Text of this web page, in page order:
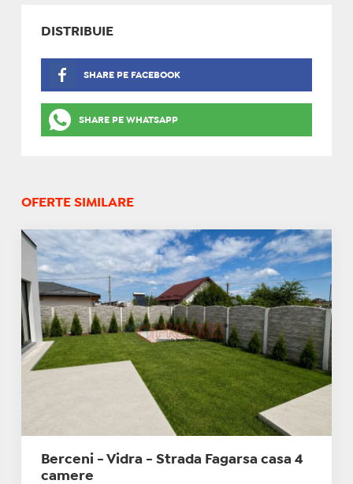
DISTRIBUIE
SHARE PE FACEBOOK
SHARE PE WHATSAPP
OFERTE SIMILARE
Berceni - Vidra - Strada Fagarsa casa 4
camere